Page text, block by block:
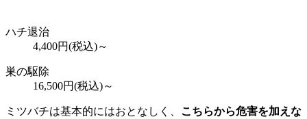
ハチ退治
4,400円(税込)～
巣の駆除
16,500円(税込)～
ミツバチは基本的にはおとなしく、 こちらから危害を加えな